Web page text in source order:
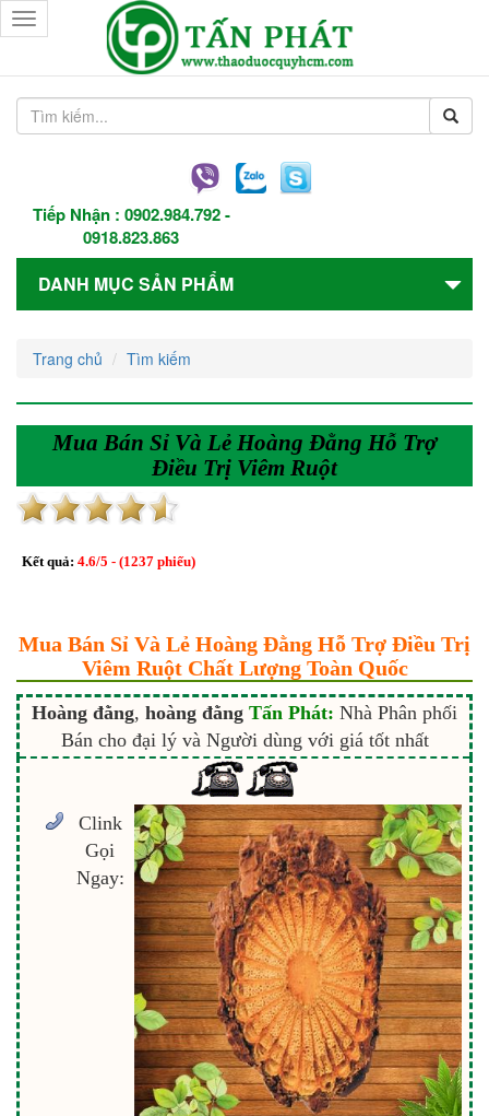
Tiếp Nhận : 0902.984.792-
0918.823.863
Toggle
navigation
DANH MỤC SẢN PHẨM
Trang chủ Tìm kiếm
Mua Bán Sỉ Và Lẻ Hoàng Đằng Hỗ Trợ
Điều Trị Viêm Ruột
Kết quả: 4.6/5 - (1237 phiếu)
Mua Bán Sỉ Và Lẻ Hoàng Đằng Hỗ Trợ Điều Trị
Viêm Ruột Chất Lượng Toàn Quốc
Hoàng đằng, hoàng đằng Tấn Phát: Nhà Phân phối
Bán cho đại lý và Người dùng với giá tốt nhất
Clink
Gọi
Ngay: